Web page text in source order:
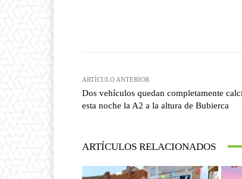
ARTÍCULO ANTERIOR
Dos vehículos quedan completamente
esta noche la A2 a la altura de Bubierca
ARTÍCULOS RELACIONADOS